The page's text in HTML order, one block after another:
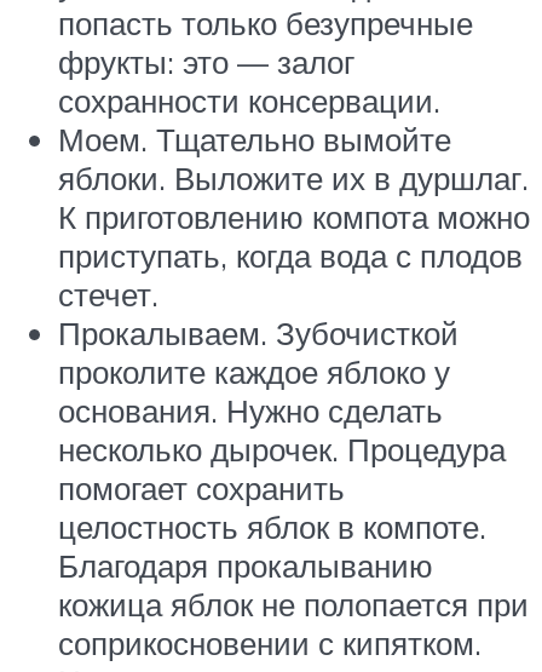
попасть только безупречные
фрукты: это — залог
сохранности консервации.
Моем. Тщательно вымойте
яблоки. Выложите их в дуршлаг.
К приготовлению компота можно
приступать, когда вода с плодов
стечет.
Прокалываем. Зубочисткой
проколите каждое яблоко у
основания. Нужно сделать
несколько дырочек. Процедура
помогает сохранить
целостность яблок в компоте.
Благодаря прокалыванию
кожица яблок не полопается при
соприкосновении с кипятком.